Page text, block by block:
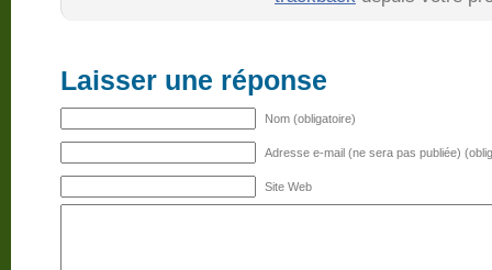
Laisser une réponse
Nom (obligatoire)
Adresse e-mail (ne sera pas publiée)
Site Web